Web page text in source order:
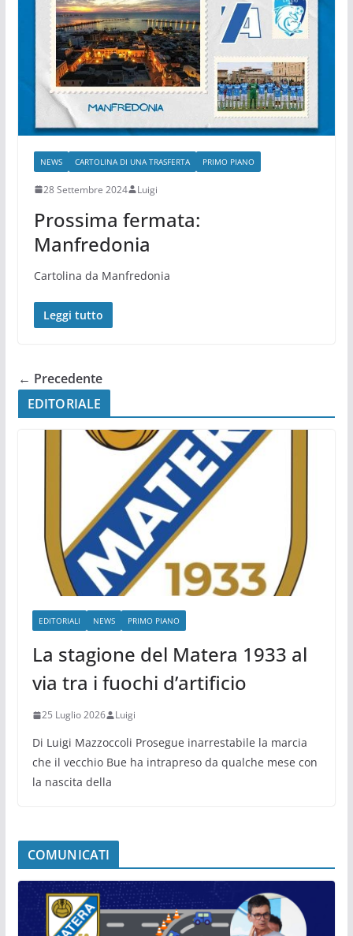
NEWS CARTOLINA DI UNA TRASFERTA PRIMO PIANO
28 Settembre 2024 Luigi
Prossima fermata:
Manfredonia
Cartolina da Manfredonia
Leggi tutto
← Precedente
EDITORIALE
EDITORIALI NEWS PRIMO PIANO
La stagione del Matera 1933 al
via tra i fuochi d’artificio
25 Luglio 2026 Luigi
Di Luigi Mazzoccoli Prosegue inarrestabile la marcia
che il vecchio Bue ha intrapreso da qualche mese con
la nascita della
COMUNICATI